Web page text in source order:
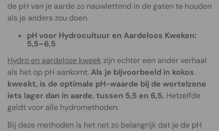
de pH van je aarde zo nauwlettend in de gaten te houden
als je anders zou doen.
pH voor Hydrocultuur en Aardeloos Kweken:
5,5–6,5
Hydro en aardeloze kweekzijn echter een ander verhaal
als het op pH aankomt.Als je bijvoorbeeld in kokos
kweekt, is de optimale pH-waarde bij de wortelzone
iets lager dan in aarde, tussen 5,5 en 6,5. Hetzelfde
geldt voor alle hydromethoden.
Bij deze methoden is het net zo belangrijk dat je de pH